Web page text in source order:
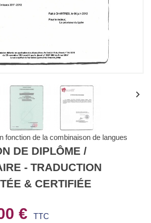

fonction de la combinaison de langues
DE DIPLÔME /
- TRADUCTION
& CERTIFIÉE
€ TTC